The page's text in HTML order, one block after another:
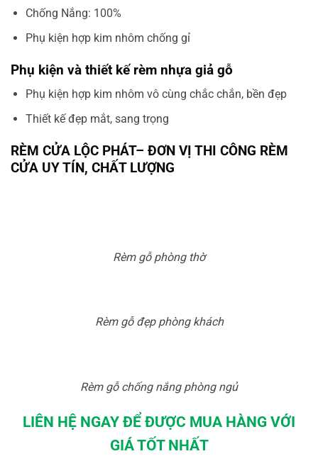
Chống Nắng: 100%
Phụ kiện hợp kim nhôm chống gỉ
Phụ kiện và thiết kế rèm nhựa giả gỗ
Phụ kiện hợp kim nhôm vô cùng chắc chắn, bền đẹp
Thiết kế đẹp mắt, sang trọng
RÈM CỬA LỘC PHÁT– ĐƠN VỊ THI CÔNG RÈM
CỬA UY TÍN, CHẤT LƯỢNG
Rèm gỗ phòng thờ
Rèm gỗ đẹp phòng khách
Rèm gỗ chống nắng phòng ngủ
LIÊN HỆ NGAY ĐỂ ĐƯỢC MUA HÀNG VỚI
GIÁ TỐT NHẤT